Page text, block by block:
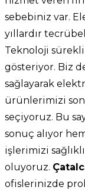
sebebiniz var.
yıllardır
Teknoloji
gösteriyor. Biz
sağlayarak
ürünlerimizi
seçiyoruz. Bu
sonuç alıyor
işlerimizi
oluyoruz.
ofislerinizde